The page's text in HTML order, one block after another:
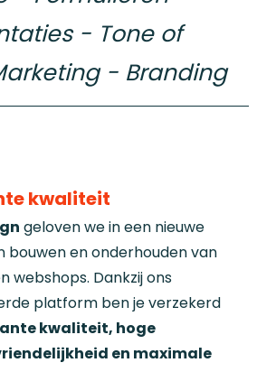
- Tone of
- Branding
kwaliteit
geloven we in een nieuwe
bouwen en onderhouden van
webshops. Dankzij ons
platform ben je verzekerd
kwaliteit, hoge
en maximale